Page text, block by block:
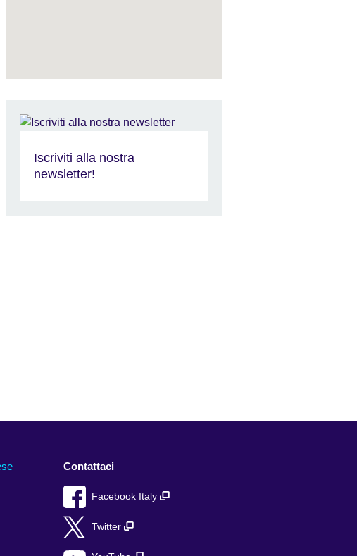
Iscriviti alla nostra
newsletter!
Contattaci
Facebook Italy
Twitter